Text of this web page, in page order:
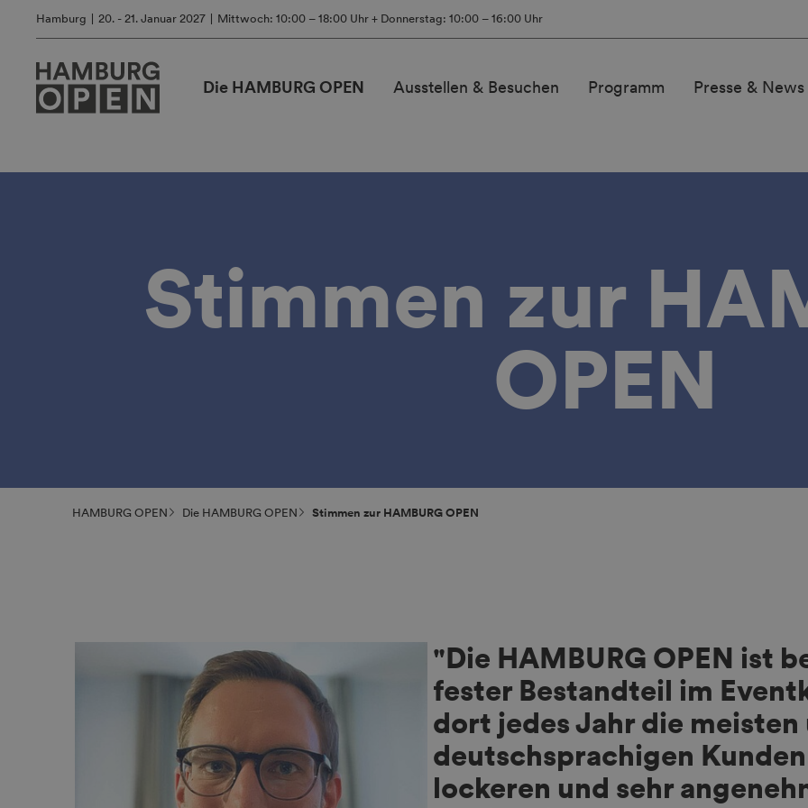
Hamburg 20. - 21. Januar 2027 Mittwoch: 10:00 – 18:00 Uhr + Donnerstag: 10:00 – 16:00 Uhr
Die HAMBURG OPEN Ausstellen & Besuchen
Standpreise
und
Programm Presse & News
Stimmen zur
OPEN
HAMBURG OPEN Die HAMBURG OPEN Stimmen zur HAMBURG OPEN
ist bei uns seit Jahren ein
Wir treffen
unserer
und Partner in einer
Atmosphäre. Für
Die HAMBURG OPEN als
des Jahres ist ein
Branchentreffpunkt, und
für gute Gespräche rund
Bewegtbildes.